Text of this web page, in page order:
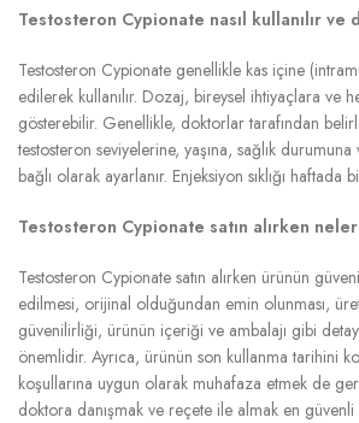
Testosteron Cypionate nasıl kullanılır ve
Testosteron Cypionate genellikle kas içine
edilerek kullanılır. Dozaj, bireysel ihtiyaçlara ve
gösterebilir. Genellikle, doktorlar tarafından
testosteron seviyelerine, yaşına, sağlık
bağlı olarak ayarlanır. Enjeksiyon sıklığı haftada
Testosteron Cypionate satın alırken
Testosteron Cypionate satın alırken ürünün
edilmesi, orijinal olduğundan emin olunması,
güvenilirliği, ürünün içeriği ve ambalajı gibi
önemlidir. Ayrıca, ürünün son kullanma tarihini
koşullarına uygun olarak muhafaza etmek de
doktora danışmak ve reçete ile almak en